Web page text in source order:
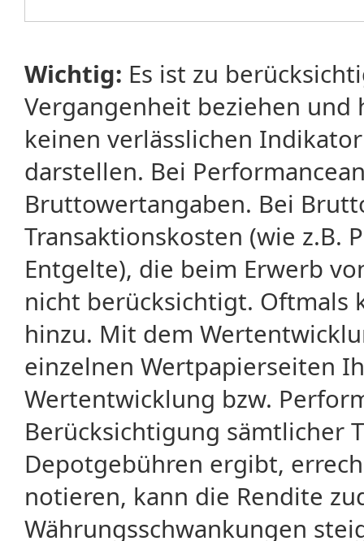
Wichtig: Es ist zu
Vergangenheit beziehen
keinen verlässlichen
darstellen. Bei
Bruttowertangaben. Bei
Transaktionskosten (wie z.B.
Entgelte), die beim Erwerb
nicht berücksichtigt. Oftmals
hinzu. Mit dem
einzelnen Wertpapierseiten
Wertentwicklung bzw.
Berücksichtigung sämtlicher
Depotgebühren ergibt,
notieren, kann die Rendite
Währungsschwankungen